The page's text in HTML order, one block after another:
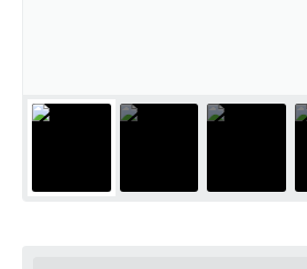
SIAFIC